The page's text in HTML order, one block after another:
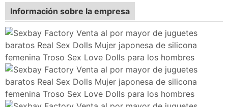
Información sobre la empresa